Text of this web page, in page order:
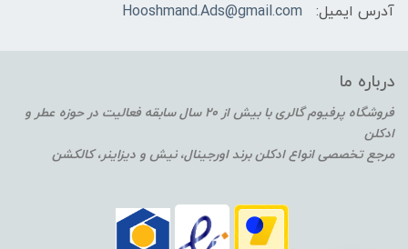
آدرس ایمیل:
Hooshmand.Ads@gmail.com
درباره ما
فروشگاه پرفیوم گالری با بیش از 20 سال سابقه فعالیت در حوزه عطر و
ادکلن
مرجع تخصصی انواع ادکلن برند اورجینال، نیش و دیزاینر، کالکشن